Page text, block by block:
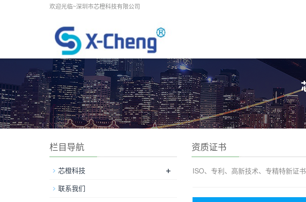
欢迎光临~深圳市芯橙科技有限公司
资质证书
ISO、专利、高新技术、专精特新证书
栏目导航
芯橙科技 +
联系我们